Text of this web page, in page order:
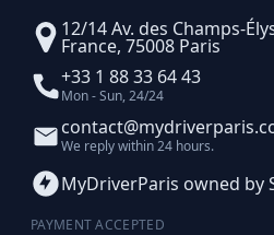
12/14 Av. des Champs-
France, 75008 Paris
+33 1 88 33 64 43
Mon - Sun, 24/24
We reply within 24 hours.
MyDriverParis owned by
PAYMENT ACCEPTED